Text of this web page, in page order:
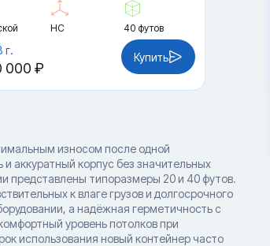
HC 40 футов
г.
000 ₽
Купить
износом после одной
аккуратный корпус без значительных
представлены типоразмеры 20 и 40 футов.
к влаге грузов и долгосрочного
а надёжная герметичность с
уровень потолков при
использования новый контейнер часто